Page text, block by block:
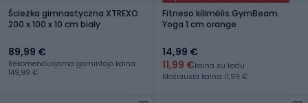
Ścieżka gimnastyczna XTREXO
200 x 100 x 10 cm biały
89,99 €
Rekomenduojama gamintojo kaina:
149,99 €
Fitneso kilimėlis GymBeam
Yoga 1 cm orange
14,99 €
11,99 €kaina su kodu
Mažiausia kaina: 11,99 €